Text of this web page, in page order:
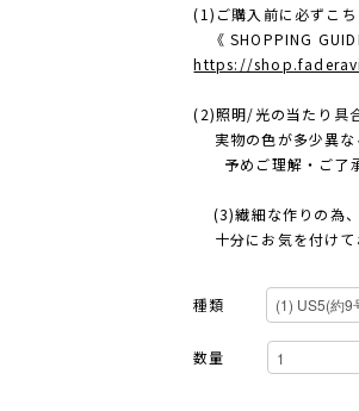
(1)ご購入前に必ずこち
《 SHOPPING
https://
(2)照明/光の当たり具
実物の色が多少異な
予めご理解・ご了承
(3)繊細な作りの為
十分にお気を付けて
種類
数量